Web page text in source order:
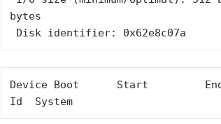
bytes
Disk identifier: 0x62e8c07a
Device Boot      Start
Id  System